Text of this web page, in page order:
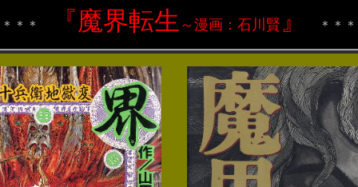
＊ 『魔界転生 ～漫画：石川賢 』 ＊＊＊